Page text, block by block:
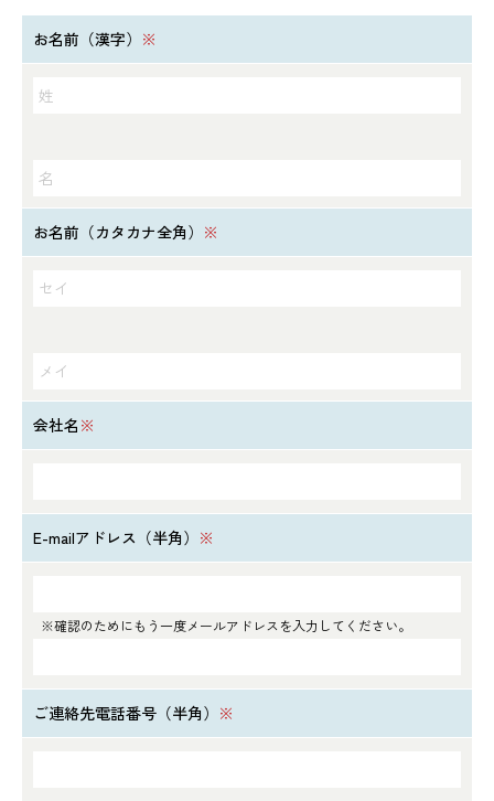
お名前（漢字） ※
お名前（カタカナ全角） ※
会社名 ※
E-mailアドレス（半角） ※
※確認のためにもう一度メールアドレスを入力してください。
ご連絡先電話番号（半角） ※